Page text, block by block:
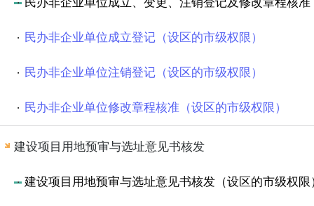
民办非企业单位成立登记（设区的市级权限）
民办非企业单位注销登记（设区的市级权限）
民办非企业单位修改章程核准（设区的市级权限）
建设项目用地预审与选址意见书核发
建设项目用地预审与选址意见书核发（设区的市级权限